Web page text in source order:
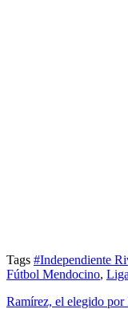
Tags #Independiente
Fútbol Mendocino,
Ramírez, el elegido